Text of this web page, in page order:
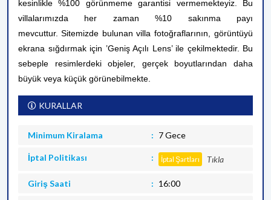
kesinlikle %100 görünmeme garantisi vermemekteyiz. Bu
villalarımızda her zaman %10 sakınma payı
mevcuttur. Sitemizde bulunan villa fotoğraflarının, görüntüyü
ekrana sığdırmak için ’Geniş Açılı Lens’ ile çekilmektedir. Bu
sebeple resimlerdeki objeler, gerçek boyutlarından daha
büyük veya küçük görünebilmekte.
KURALLAR
Minimum Kiralama 7 Gece
İptal Politikası İptal Şartları Tıkla
Giriş Saati 16:00